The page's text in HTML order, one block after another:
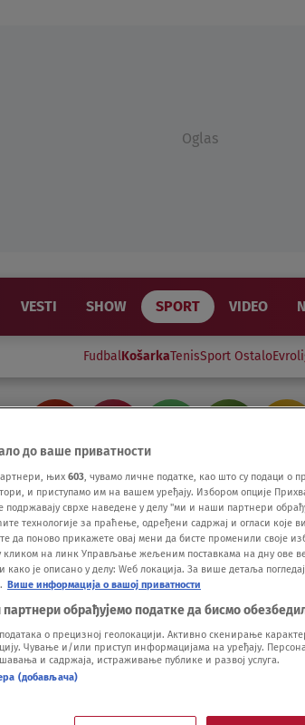
Oglas
VESTI SHOW SPORT VIDEO
FudbalKošarkaTenisSport Ostalo
до ваше приватности
њих 603, чувамо личне податке, као што су подаци о
и приступамо им на вашем уређају. Избором опције
подржавају сврхе наведене у делу "ми и наши партнери
технологије за праћење, одређени садржај и огласи које
да поново прикажете овај мени да бисте променили своје
кликом на линк Управљање жељеним поставкама на дну ове
је описано у делу: Wеб локација. За више детаља
Више информација о вашој приватности
обрађујемо податке да бисмо
о прецизној геолокацији. Активно скенирање
Чување и/или приступ информацијама на уређају.
и садржаја, истраживање публике и развој услуга.
(добављача)